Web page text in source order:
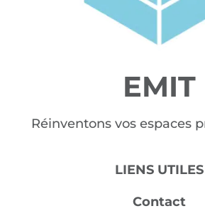
EMIT
Réinventons vos espaces
LIENS UTILES
Contact